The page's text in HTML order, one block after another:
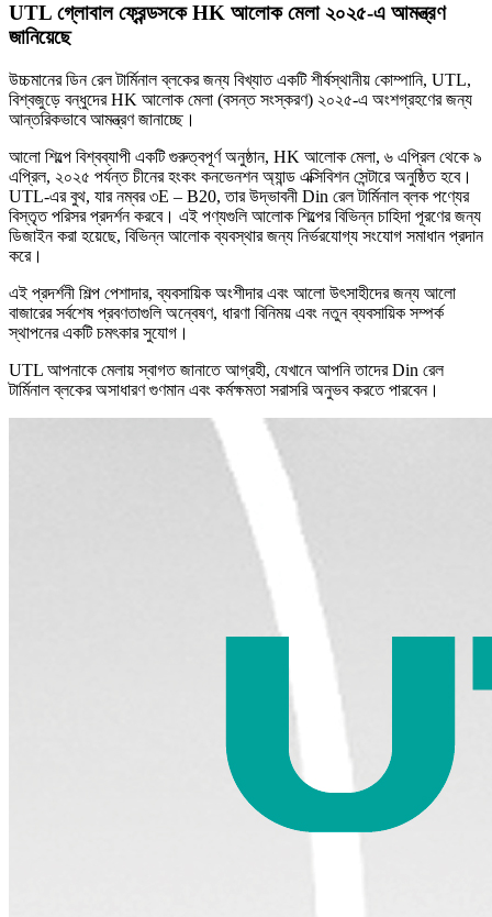
UTL গ্লোবাল ফ্রেন্ডসকে HK আলোক মেলা ২০২৫-এ আমন্ত্রণ
জানিয়েছে
উচ্চমানের ডিন রেল টার্মিনাল ব্লকের জন্য বিখ্যাত একটি শীর্ষস্থানীয় কোম্পানি, UTL,
বিশ্বজুড়ে বন্ধুদের HK আলোক মেলা (বসন্ত সংস্করণ) ২০২৫-এ অংশগ্রহণের জন্য
আন্তরিকভাবে আমন্ত্রণ জানাচ্ছে।
আলো শিল্পে বিশ্বব্যাপী একটি গুরুত্বপূর্ণ অনুষ্ঠান, HK আলোক মেলা, ৬ এপ্রিল থেকে ৯
এপ্রিল, ২০২৫ পর্যন্ত চীনের হংকং কনভেনশন অ্যান্ড এক্সিবিশন সেন্টারে অনুষ্ঠিত হবে।
UTL-এর বুথ, যার নম্বর ৩E – B20, তার উদ্ভাবনী Din রেল টার্মিনাল ব্লক পণ্যের
বিস্তৃত পরিসর প্রদর্শন করবে। এই পণ্যগুলি আলোক শিল্পের বিভিন্ন চাহিদা পূরণের জন্য
ডিজাইন করা হয়েছে, বিভিন্ন আলোক ব্যবস্থার জন্য নির্ভরযোগ্য সংযোগ সমাধান প্রদান
করে।
এই প্রদর্শনী শিল্প পেশাদার, ব্যবসায়িক অংশীদার এবং আলো উৎসাহীদের জন্য আলো
বাজারের সর্বশেষ প্রবণতাগুলি অন্বেষণ, ধারণা বিনিময় এবং নতুন ব্যবসায়িক সম্পর্ক
স্থাপনের একটি চমৎকার সুযোগ।
UTL আপনাকে মেলায় স্বাগত জানাতে আগ্রহী, যেখানে আপনি তাদের Din রেল
টার্মিনাল ব্লকের অসাধারণ গুণমান এবং কর্মক্ষমতা সরাসরি অনুভব করতে পারবেন।